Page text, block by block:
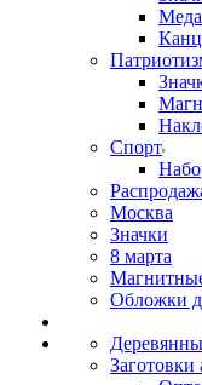
Спорт
Москва
Значки
8 марта
Обложки
Заготовки